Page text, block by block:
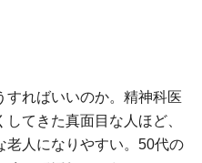
すればいいのか。精神科医
てきた真面目な人ほど、
老人になりやすい。50代の